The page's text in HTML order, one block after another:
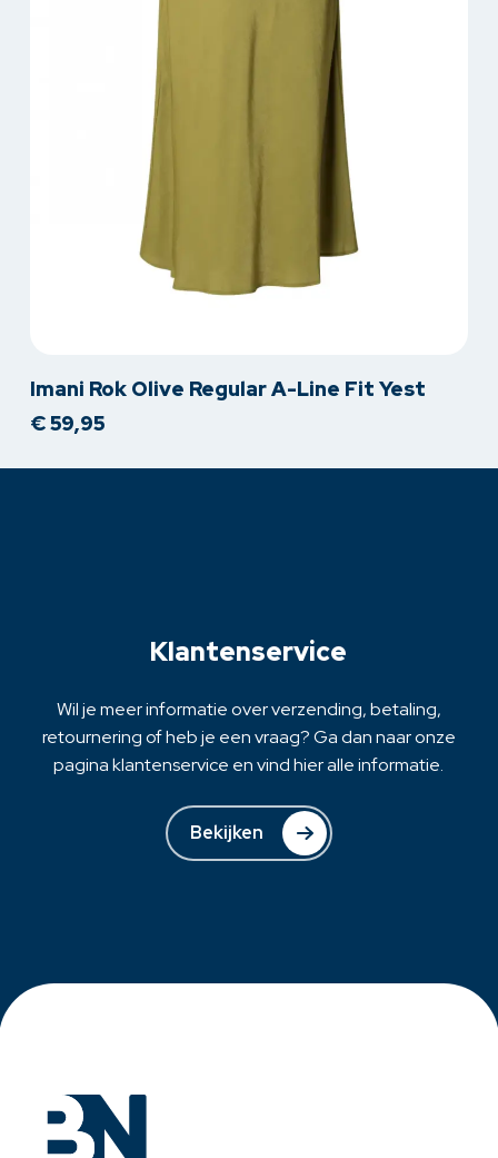
product
heeft
productpagina
Imani Rok Olive Regular A-Line Fit Yest
€59,95
Klantenservice
Wil je meer informatie over verzending, betaling,
retournering of heb je een vraag? Ga dan naar onze
pagina klantenservice en vind hier alle informatie.
Bekijken